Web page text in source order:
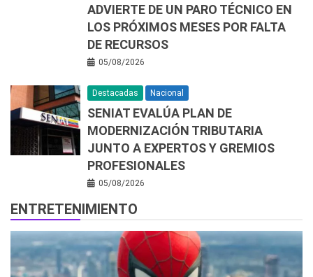
ADVIERTE DE UN PARO TÉCNICO EN
LOS PRÓXIMOS MESES POR FALTA
DE RECURSOS
05/08/2026
Destacadas Nacional
SENIAT EVALÚA PLAN DE
MODERNIZACIÓN TRIBUTARIA
JUNTO A EXPERTOS Y GREMIOS
PROFESIONALES
05/08/2026
ENTRETENIMIENTO